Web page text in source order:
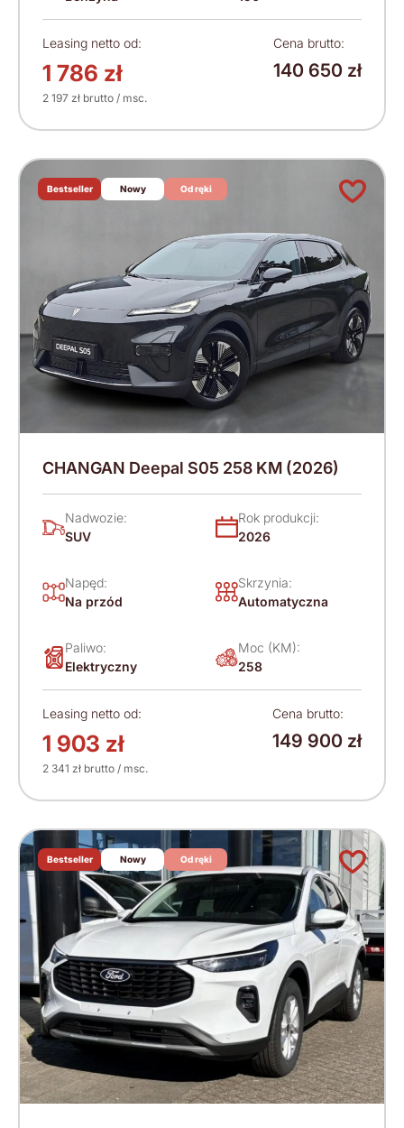
Leasing netto od:
1 786 zł
2 197 zł brutto / msc.
Cena brutto:
140 650 zł
Bestseller Nowy Od ręki
CHANGAN Deepal S05 258 KM (2026)
Nadwozie:
SUV
Rok produkcji:
2026
Napęd:
Na przód
Skrzynia:
Automatyczna
Paliwo:
Elektryczny
Moc (KM):
258
Leasing netto od:
1 903 zł
2 341 zł brutto / msc.
Cena brutto:
149 900 zł
Bestseller Nowy Od ręki